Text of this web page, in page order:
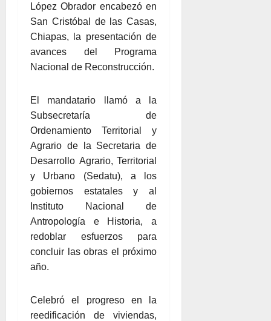
López Obrador encabezó en
San Cristóbal de las Casas,
Chiapas, la presentación de
avances del Programa
Nacional de Reconstrucción.
El mandatario llamó a la
Subsecretaría de
Ordenamiento Territorial y
Agrario de la Secretaria de
Desarrollo Agrario, Territorial
y Urbano (Sedatu), a los
gobiernos estatales y al
Instituto Nacional de
Antropología e Historia, a
redoblar esfuerzos para
concluir las obras el próximo
año.
Celebró el progreso en la
reedificación de viviendas,